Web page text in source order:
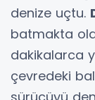
denize uçtu.
batmakta
dakikalarca
çevredeki